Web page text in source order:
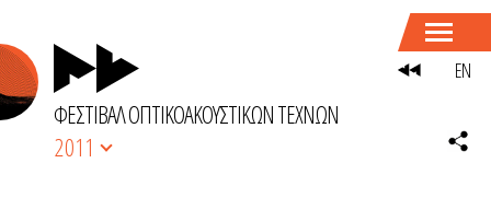
ΦΕΣΤΙΒΑΛ ΟΠΤΙΚΟΑΚΟΥΣΤΙΚΩΝ ΤΕΧΝΩΝ
2011
EN